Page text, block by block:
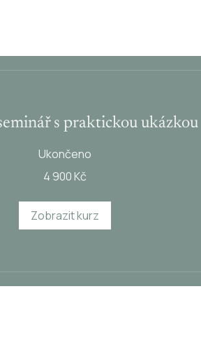
s praktickou ukázkou
Ukončeno
4 900 Kč
Zobrazit kurz